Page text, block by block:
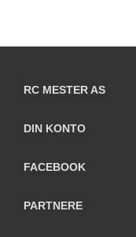
RC MESTER AS
DIN KONTO
FACEBOOK
PARTNERE